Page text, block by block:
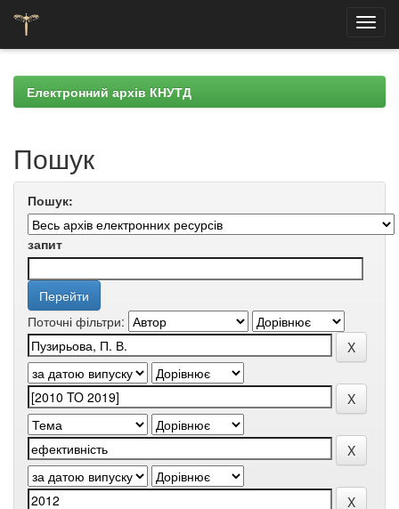
navigationЕлектронний архів КНУТД
Пошук
Пошук:
запит
Поточні фільтри: